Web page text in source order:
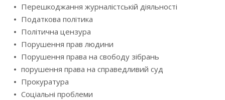
Перешкоджання журналістській діяльності
Податкова політика
Політична цензура
Порушення прав людини
Порушення права на свободу зібрань
порушення права на справедливий суд
Прокуратура
Соціальні проблеми